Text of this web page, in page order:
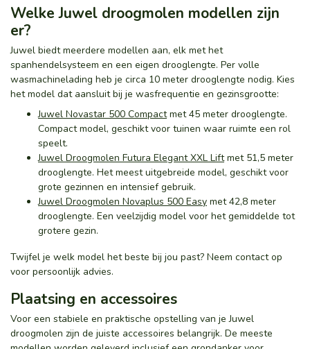
Welke Juwel droogmolen modellen zijn
er?
Juwel biedt meerdere modellen aan, elk met het
spanhendelsysteem en een eigen drooglengte. Per volle
wasmachinelading heb je circa 10 meter drooglengte nodig. Kies
het model dat aansluit bij je wasfrequentie en gezinsgrootte:
Juwel Novastar 500 Compactmet 45 meter drooglengte.
Compact model, geschikt voor tuinen waar ruimte een rol
speelt.
Juwel Droogmolen Futura Elegant XXL Liftmet 51,5 meter
drooglengte. Het meest uitgebreide model, geschikt voor
grote gezinnen en intensief gebruik.
Juwel Droogmolen Novaplus 500 Easy met 42,8 meter
drooglengte. Een veelzijdig model voor het gemiddelde tot
grotere gezin.
Twijfel je welk model het beste bij jou past? Neem contact op
voor persoonlijk advies.
Plaatsing en accessoires
Voor een stabiele en praktische opstelling van je Juwel
droogmolen zijn de juiste accessoires belangrijk. De meeste